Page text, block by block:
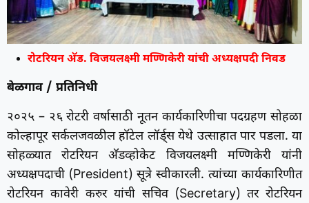
रोटरियन अ‍ॅड. विजयलक्ष्मी मण्णिकेरी यांची अध्यक्षपदी निवड
बेळगाव / प्रतिनिधी
२०२५ – २६ रोटरी वर्षासाठी नूतन कार्यकारिणीचा पदग्रहण सोहळा
कोल्हापूर सर्कलजवळील हॉटेल लॉर्ड्स येथे उत्साहात पार पडला. या
सोहळ्यात रोटरियन अ‍ॅडव्होकेट विजयलक्ष्मी मण्णिकेरी यांनी
अध्यक्षपदाची (President) सूत्रे स्वीकारली. त्यांच्या कार्यकारिणीत
रोटरियन कावेरी करुर यांची सचिव (Secretary) तर रोटरियन